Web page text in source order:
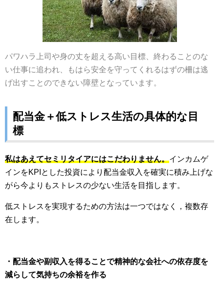
パワハラ上司や身の丈を超える高い目標、終わることのな
い仕事に追われ、もはら安全を守ってくれるはずの柵は逃
げ出すことのできない障壁となっています。
配当金＋低ストレス生活の具体的な目
標
私はあえてセミリタイアにはこだわりません。インカムゲ
インをKPIとした投資により配当金収入を確実に積み上げな
がら今よりもストレスの少ない生活を目指します。
低ストレスを実現するための方法は一つではなく，複数存
在します。
・配当金や副収入を得ることで精神的な会社への依存度を
減らして気持ちの余裕を作る